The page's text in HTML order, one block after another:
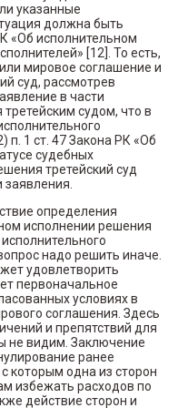
указанные
должна быть
«Об исполнительном
[12]. То есть,
мировое соглашение и
суд, рассмотрев
в части
судом, что в
п. 1 ст. 47 Закона РК «Об
судебных
третейский суд
определения
исполнении решения
надо решить иначе.
удовлетворить
первоначальное
условиях в
соглашения. Здесь
и препятствий для
не видим. Заключение
ранее
которым одна из сторон
избежать расходов по
действие сторон и